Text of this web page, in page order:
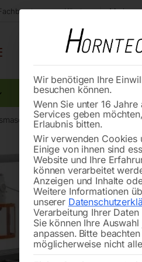
aus Kärnten
Metall Reinigung
Elmag Universal
🔍
Wir benötigen Ihre
besuchen können.
Wenn Sie unter 16
Services geben
Erlaubnis bitten.
Wir verwenden Cookies
Einige von ihnen sind
Website und Ihre
können verarbeitet
Anzeigen und Inhalte
Weitere Informationen
unserer
Verarbeitung Ihrer
Sie können Ihre
anpassen. Bitte
möglicherweise nicht